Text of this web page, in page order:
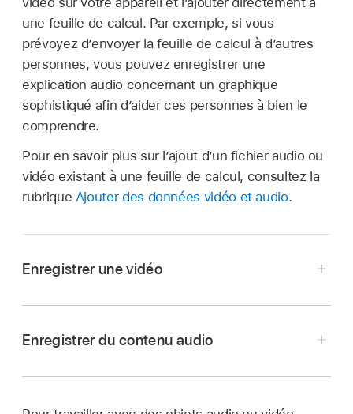
une feuille de calcul. Par exemple, si vous
prévoyez d’envoyer la feuille de calcul à d’autres
personnes, vous pouvez enregistrer une
explication audio concernant un graphique
sophistiqué afin d’aider ces personnes à bien le
comprendre.
Pour en savoir plus sur l’ajout d’un fichier audio ou
vidéo existant à une feuille de calcul, consultez la
rubrique Ajouter des données vidéo et audio.
Enregistrer une vidéo
Enregistrer du contenu audio